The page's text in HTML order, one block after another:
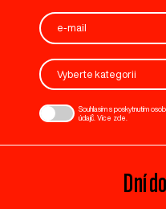
Vyberte kategorii
Souhlasím s poskytnutím
údajů. Více zde
Dní